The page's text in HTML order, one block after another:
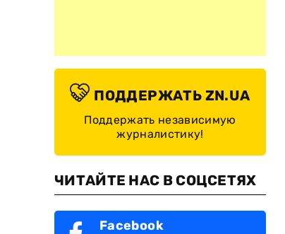
ПОДДЕРЖАТЬ ZN.UA
Поддержать независимую
журналистику!
ЧИТАЙТЕ НАС В СОЦСЕТЯХ
Facebook